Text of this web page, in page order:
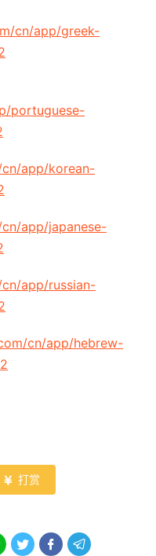
cn/app/greek-
portuguese-
app/korean-
app/japanese-
app/russian-
cn/app/hebrew-
 打赏
  